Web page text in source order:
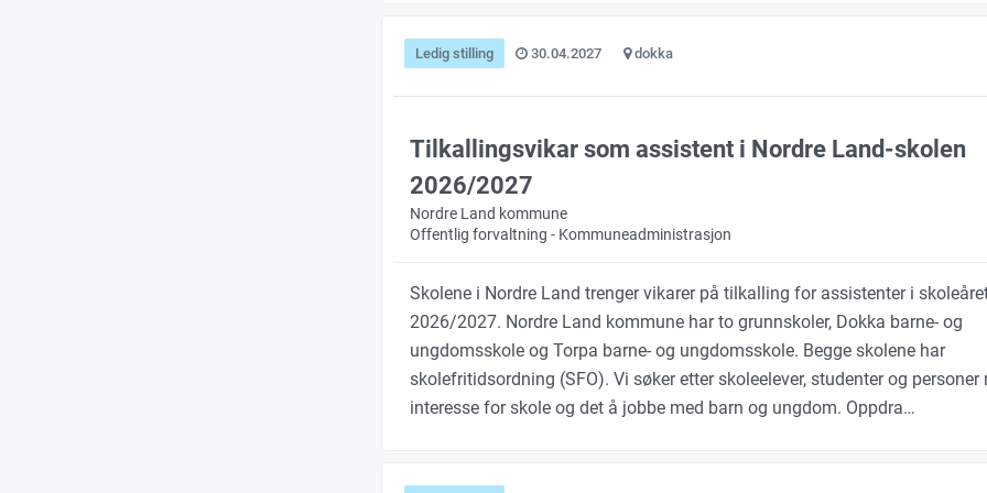
Ledig stilling 30.04.2027 dokka
Tilkallingsvikar som assistent i Nordre Land-skolen
2026/2027
Nordre Land kommune
Offentlig forvaltning - Kommuneadministrasjon
Skolene i Nordre Land trenger vikarer på tilkalling for assistenter i
2026/2027. Nordre Land kommune har to grunnskoler, Dokka barne- og
ungdomsskole og Torpa barne- og ungdomsskole. Begge skolene har
skolefritidsordning (SFO). Vi søker etter skoleelever, studenter og personer
interesse for skole og det å jobbe med barn og ungdom. Oppdra…